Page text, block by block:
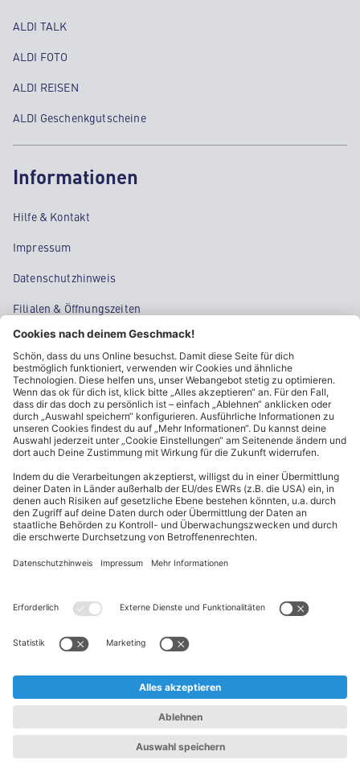
ALDI TALK
ALDI FOTO
ALDI REISEN
ALDI Geschenkgutscheine
Informationen
Hilfe & Kontakt
Impressum
Datenschutzhinweis
Filialen & Öffnungszeiten
Kontakt
Cookie-Einstellungen
Kundeninformationen
ALDI Nord folgen
* Wir bitten um Beachtung, dass diese Aktionsartikel im
begrenzter Anzahl zur Verfügung stehen. Sie können daher schon
ausverkauft sein.
** Wir bitten um Beachtung, dass diese Artikel nur in begrenzter
Anzahl zur Verfügung stehen. Sie können daher zu bestimmten
Zeiten der Aktion ausverkauft sein.